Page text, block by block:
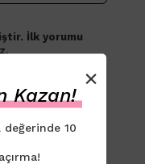
İlk yorumu
×
Kazan!
10